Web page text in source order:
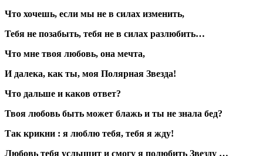
Что хочешь, если мы не в силах изменить,
Тебя не позабыть, тебя не в силах разлюбить…
Что мне твоя любовь, она мечта,
И далека, как ты, моя Полярная Звезда!
Что дальше и каков ответ?
Твоя любовь быть может блажь и ты не знала бед?
Так крикни : я люблю тебя, тебя я жду!
Любовь тебя услышит и смогу я полюбить Звезду …